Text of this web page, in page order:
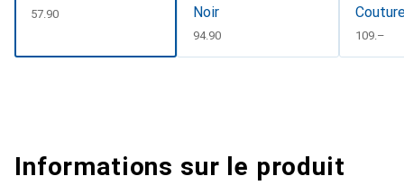
CHF
57.90
Noir
CHF
94.90 CHF
109.–
Informations sur le produit